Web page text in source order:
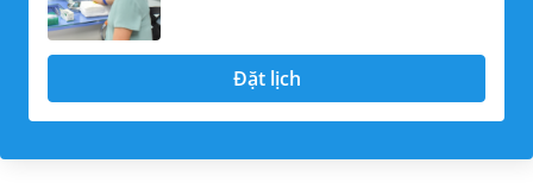
Đặt lịch